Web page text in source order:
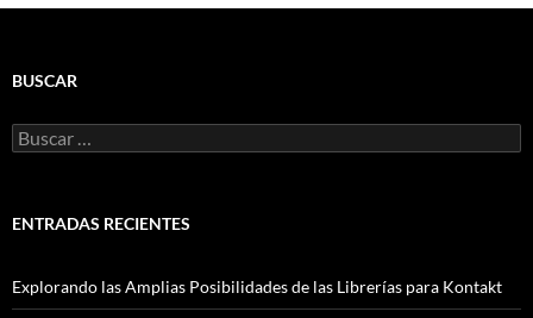
BUSCAR
Buscar:
ENTRADAS RECIENTES
Explorando las Amplias Posibilidades de las Librerías para Kontakt